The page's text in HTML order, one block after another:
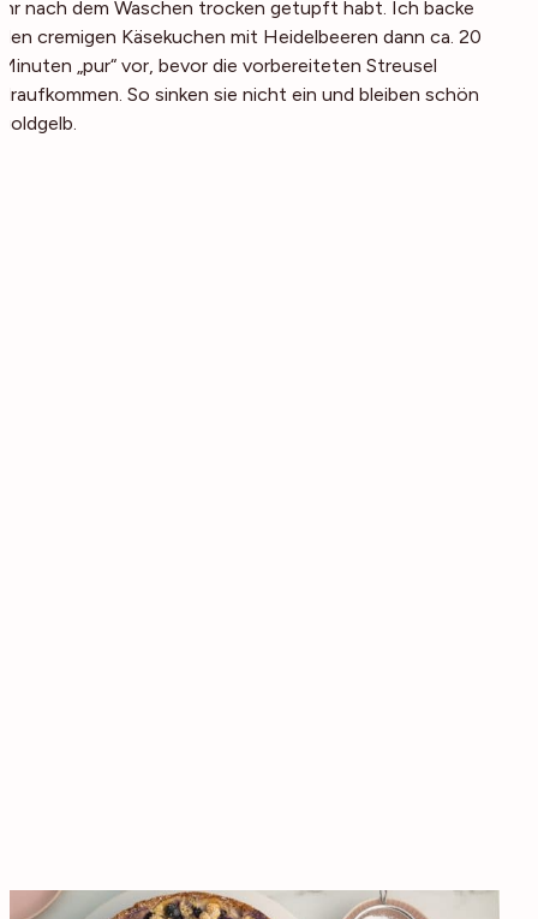
ihr nach dem Waschen trocken getupft habt. Ich backe
den cremigen Käsekuchen mit Heidelbeeren dann ca. 20
Minuten „pur“ vor, bevor die vorbereiteten Streusel
draufkommen. So sinken sie nicht ein und bleiben schön
goldgelb.